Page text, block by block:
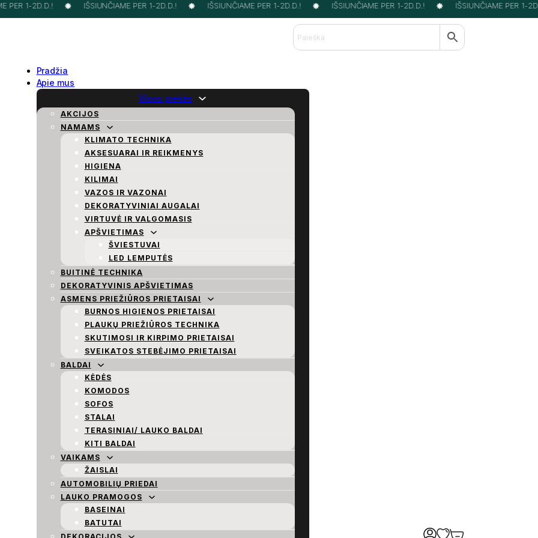
PER 1-2D.D.! IŠSIUNČIAME PER 1-2D.D.! IŠSIUNČIAME PER 1-2D.D.! IŠSIUNČIAME PER 1-2D.D.! IŠSIUNČIAME PER 1-
Pradžia
Apie mus
Visos prekės
AKCIJOS
NAMAMS
KLIMATO TECHNIKA
AKSESUARAI IR REIKMENYS
HIGIENA
KILIMAI
VAZOS IR VAZONAI
DEKORATYVINIAI AUGALAI
VIRTUVĖ IR VALGOMASIS
APŠVIETIMAS
ŠVIESTUVAI
LED LEMPUTĖS
BUITINĖ TECHNIKA
DEKORATYVINIS APŠVIETIMAS
ASMENS PRIEŽIŪROS PRIETAISAI
BURNOS HIGIENOS PRIETAISAI
PLAUKŲ PRIEŽIŪROS TECHNIKA
SKUTIMOSI IR KIRPIMO PRIETAISAI
SVEIKATOS STEBĖJIMO PRIETAISAI
BALDAI
KĖDĖS
KOMODOS
SOFOS
STALAI
TERASINIAI/ LAUKO BALDAI
KITI BALDAI
VAIKAMS
ŽAISLAI
AUTOMOBILIŲ PRIEDAI
LAUKO PRAMOGOS
BASEINAI
BATUTAI